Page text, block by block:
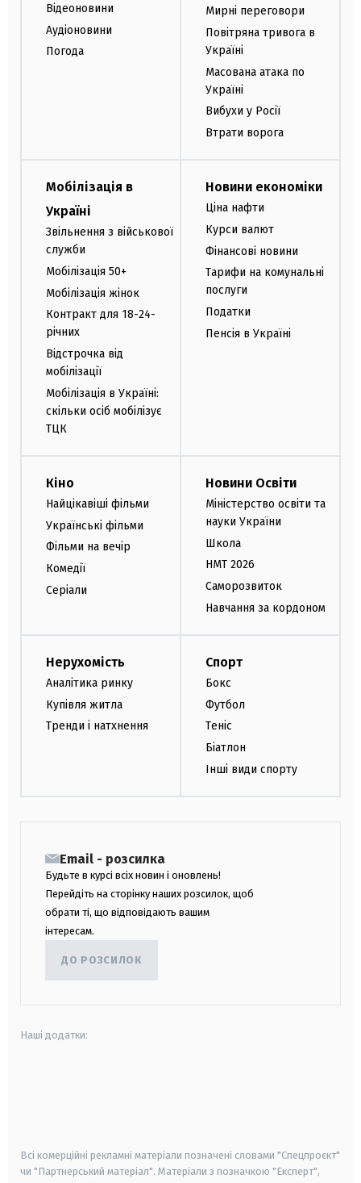
Відеоновини
Аудіоновини
Погода
Мирні переговори
Повітряна тривога в
Україні
Масована атака по
Україні
Вибухи у Росії
Втрати ворога
Мобілізація в
Україні
Звільнення з військової
служби
Мобілізація 50+
Мобілізація жінок
Контракт для 18-24-
річних
Відстрочка від
мобілізації
Мобілізація в Україні:
скільки осіб мобілізує
ТЦК
Новини економіки
Ціна нафти
Курси валют
Фінансові новини
Тарифи на комунальні
послуги
Податки
Пенсія в Україні
Кіно
Найцікавіші фільми
Українські фільми
Фільми на вечір
Комедії
Серіали
Новини Освіти
Міністерство освіти та
науки України
Школа
НМТ 2026
Саморозвиток
Навчання за кордоном
Нерухомість
Аналітика ринку
Купівля житла
Тренди і натхнення
Спорт
Бокс
Футбол
Теніс
Біатлон
Інші види спорту
Email - розсилка
Будьте в курсі всіх новин і оновлень!
Перейдіть на сторінку наших розсилок, щоб
обрати ті, що відповідають вашим
інтересам.
ДО РОЗСИЛОК
Наші додатки:
Всі комерційні рекламні матеріали позначені словами "Спецпроєкт"
чи "Партнерський матеріал". Матеріали з позначкою "Експерт",